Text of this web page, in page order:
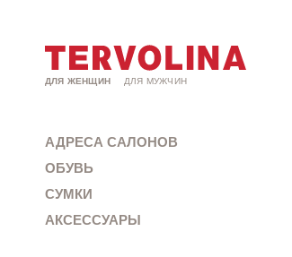
ДЛЯ ЖЕНЩИН ДЛЯ МУЖЧИН
АДРЕСА САЛОНОВ
ОБУВЬ
СУМКИ
АКСЕССУАРЫ